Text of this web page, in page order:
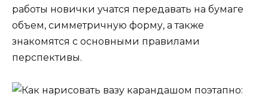
работы новички учатся передавать на бумаге
объем, симметричную форму, а также
знакомятся с основными правилами
перспективы.